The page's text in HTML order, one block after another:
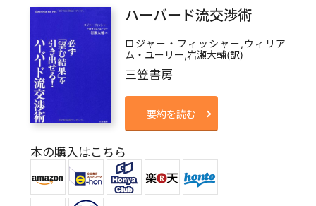
ハーバード流交渉術
ロジャー・フィッシャー,ウィリア
ム・ユーリー,岩瀬大輔(訳)
三笠書房
要約を読む
本の購入はこちら